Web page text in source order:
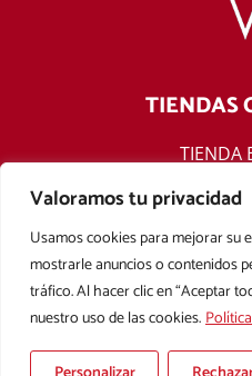
Valoramos tu privacidad
Usamos cookies para mejorar su
mostrarle anuncios o contenidos
tráfico. Al hacer clic en “Aceptar
nuestro uso de las cookies.
TIENDAS
TIENDA
TIENDA
F
a
c
e
b
o
T
w
i
t
t
e
Aviso legal Política de
Condiciones